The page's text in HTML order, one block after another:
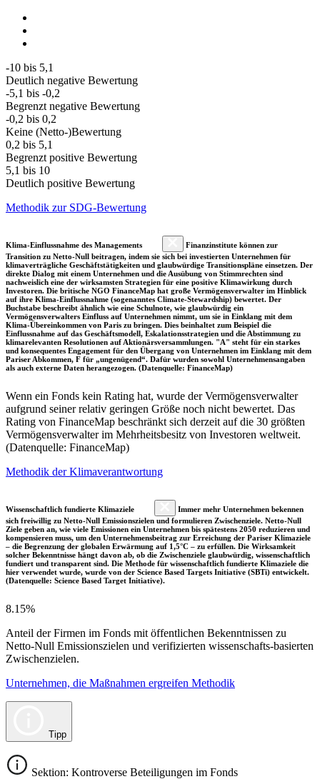
-10 bis 5,1
Deutlich negative Bewertung
-5,1 bis -0,2
Begrenzt negative Bewertung
-0,2 bis 0,2
Keine (Netto-)Bewertung
0,2 bis 5,1
Begrenzt positive Bewertung
5,1 bis 10
Deutlich positive Bewertung
Methodik zur SDG-Bewertung
Klima-Einflussnahme des Managements
Finanzinstitute können zur
Transition zu Netto-Null beitragen, indem sie sich bei investierten Unternehmen für
klimaverträgliche Geschäftstätigkeiten und glaubwürdige Transitionspläne einsetzen. Der
direkte Dialog mit einem Unternehmen und die Ausübung von Stimmrechten sind
nachweislich eine der wirksamsten Strategien für eine positive Klimawirkung durch
Investoren. Die britische NGO FinanceMap hat große Vermögensverwalter im Hinblick
auf ihre Klima-Einflussnahme (sogenanntes Climate-Stewardship) bewertet. Der
Buchstabe beschreibt ähnlich wie eine Schulnote, wie glaubwürdig ein
Vermögensverwalters Einfluss auf Unternehmen nimmt, um sie in Einklang mit dem
Klima-Übereinkommen von Paris zu bringen. Dies beinhaltet zum Beispiel die
Einflussnahme auf das Geschäftsmodell, Eskalationsstrategien und die Abstimmung zu
klimarelevanten Resolutionen auf Aktionärsversammlungen. "A" steht für ein starkes
und konsequentes Engagement für den Übergang von Unternehmen im Einklang mit dem
Pariser Abkommen, F für „ungenügend“. Dafür wurden sowohl Unternehmensangaben
als auch externe Daten herangezogen. (Datenquelle: FinanceMap)
Wenn ein Fonds kein Rating hat, wurde der Vermögensverwalter
aufgrund seiner relativ geringen Größe noch nicht bewertet. Das
Rating von FinanceMap beschränkt sich derzeit auf die 30 größten
Vermögensverwalter im Mehrheitsbesitz von Investoren weltweit.
(Datenquelle: FinanceMap)
Methodik der Klimaverantwortung
Wissenschaftlich fundierte Klimaziele
Immer mehr Unternehmen bekennen
sich freiwillig zu Netto-Null Emissionszielen und formulieren Zwischenziele. Netto-Null
Ziele geben an, wie viele Emissionen ein Unternehmen bis spätestens 2050 reduzieren und
kompensieren muss, um den Unternehmensbeitrag zur Erreichung der Pariser Klimaziele
– die Begrenzung der globalen Erwärmung auf 1,5°C – zu erfüllen. Die Wirksamkeit
solcher Bekenntnisse hängt davon ab, ob die Zwischenziele glaubwürdig, wissenschaftlich
fundiert und transparent sind. Die Methode für wissenschaftlich fundierte Klimaziele die
hier verwendet wurde, wurde von der Science Based Targets Initiative (SBTi) entwickelt.
(Datenquelle: Science Based Target Initiative).
8.15%
Anteil der Firmen im Fonds mit öffentlichen Bekenntnissen zu
Netto-Null Emissionszielen und verifizierten wissenschafts-basierten
Zwischenzielen.
Unternehmen, die Maßnahmen ergreifen Methodik
Tipp
Sektion: Kontroverse Beteiligungen im Fonds